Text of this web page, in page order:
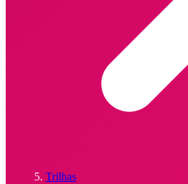
Trilhas